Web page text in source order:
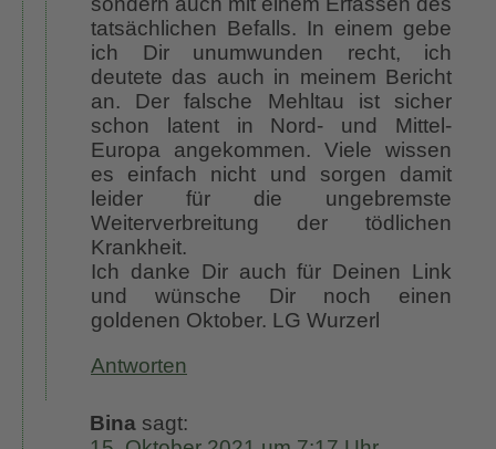
tatsächlichen Befalls. In einem gebe
ich Dir unumwunden recht, ich
deutete das auch in meinem Bericht
an. Der falsche Mehltau ist sicher
schon latent in Nord- und Mittel-
Europa angekommen. Viele wissen
es einfach nicht und sorgen damit
leider für die ungebremste
Weiterverbreitung der tödlichen
Krankheit.
Ich danke Dir auch für Deinen Link
und wünsche Dir noch einen
goldenen Oktober. LG Wurzerl
Antworten
Bina sagt: